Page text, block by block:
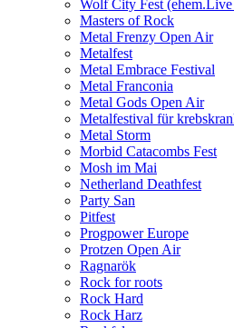
Wolf City Fest
Masters of Rock
Metal Frenzy Open Air
Metalfest
Metal Embrace Festival
Metal Franconia
Metal Gods Open Air
Metalfestival für
Metal Storm
Morbid Catacombs Fest
Mosh im Mai
Netherland Deathfest
Party San
Pitfest
Progpower Europe
Protzen Open Air
Ragnarök
Rock for roots
Rock Hard
Rock Harz